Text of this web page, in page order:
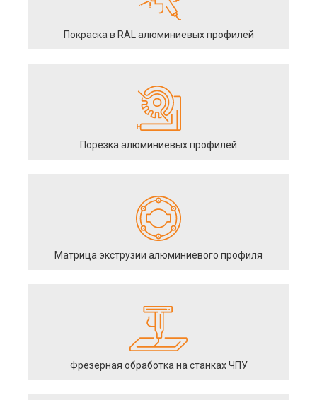
Покраска в RAL алюминиевых профилей
Порезка алюминиевых профилей
Матрица экструзии алюминиевого профиля
Фрезерная обработка на станках ЧПУ